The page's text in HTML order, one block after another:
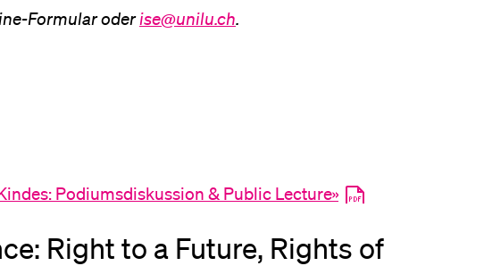
Formular oderise@unilu.ch.
Podiumsdiskussion & Public Lecture»
Right to a Future, Rights of